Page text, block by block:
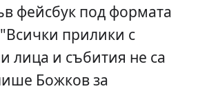
фейсбук под формата
прилики с
лица и събития не са
Божков за